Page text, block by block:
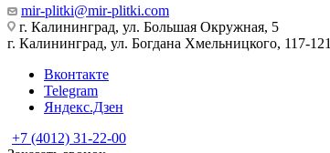
mir-plitki@mir-plitki.com
г. Калининград, ул. Большая Окружная, 5
г. Калининград, ул. Богдана Хмельницкого, 117-121
Вконтакте
Telegram
Яндекс.Дзен
+7 (4012) 31-22-00